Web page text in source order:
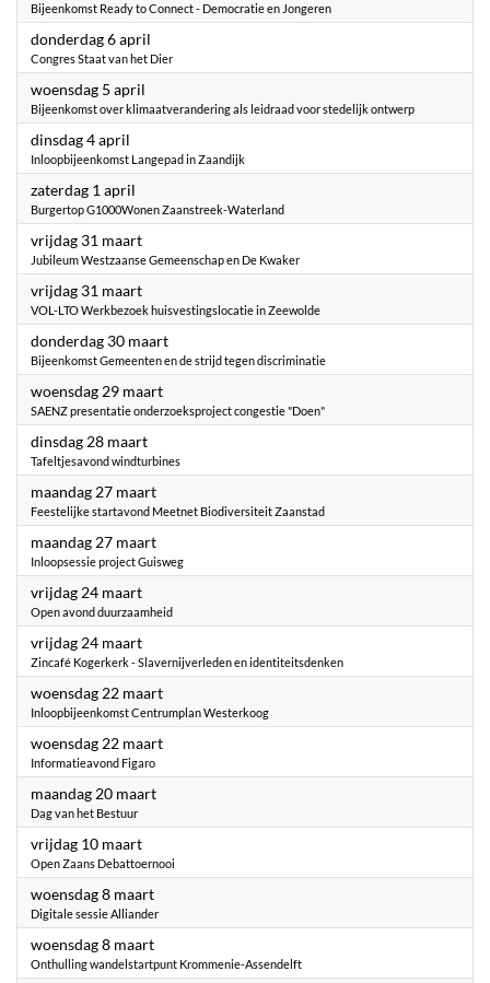
Bijeenkomst Ready to Connect - Democratie en Jongeren
donderdag 6 april
Congres Staat van het Dier
woensdag 5 april
Bijeenkomst over klimaatverandering als leidraad voor stedelijk ontwerp
dinsdag 4 april
Inloopbijeenkomst Langepad in Zaandijk
zaterdag 1 april
Burgertop G1000Wonen Zaanstreek-Waterland
vrijdag 31 maart2023
Jubileum Westzaanse Gemeenschap en De Kwaker
vrijdag 31 maart2023
VOL-LTO Werkbezoek huisvestingslocatie in Zeewolde
donderdag 30 maart2023
Bijeenkomst Gemeenten en de strijd tegen discriminatie
woensdag 29 maart2023
SAENZ presentatie onderzoeksproject congestie "Doen"
dinsdag 28 maart2023
Tafeltjesavond windturbines
maandag 27 maart2023
Feestelijke startavond Meetnet Biodiversiteit Zaanstad
maandag 27 maart2023
Inloopsessie project Guisweg
vrijdag 24 maart2023
Open avond duurzaamheid
vrijdag 24 maart2023
Zincafé Kogerkerk - Slavernijverleden en identiteitsdenken
woensdag 22 maart2023
Inloopbijeenkomst Centrumplan Westerkoog
woensdag 22 maart2023
Informatieavond Figaro
maandag 20 maart2023
Dag van het Bestuur
vrijdag 10 maart2023
Open Zaans Debattoernooi
woensdag 8 maart2023
Digitale sessie Alliander
woensdag 8 maart2023
Onthulling wandelstartpunt Krommenie-Assendelft